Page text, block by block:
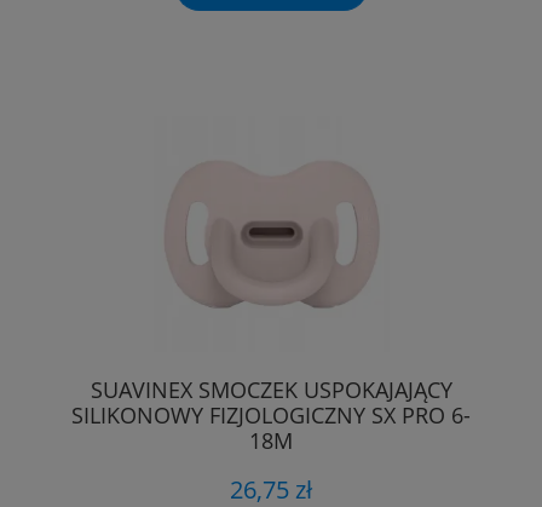
SUAVINEX SMOCZEK USPOKAJAJĄCY
SILIKONOWY FIZJOLOGICZNY SX PRO 6-
18M
26,75 zł